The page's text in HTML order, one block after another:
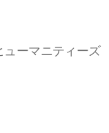
ーマニティーズ